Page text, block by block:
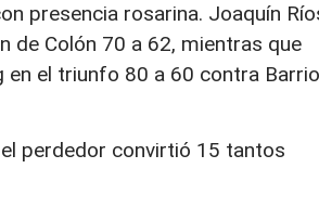
presencia rosarina. Joaquín
de Colón 70 a 62, mientras que
el triunfo 80 a 60 contra Barrio
perdedor convirtió 15 tantos